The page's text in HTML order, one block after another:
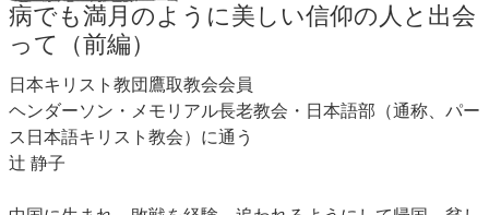
病でも満月のように美しい信仰の人と出会
って（前編）
日本キリスト教団鷹取教会会員
ヘンダーソン・メモリアル長老教会・日本語部（通称、パー
ス日本語キリスト教会）に通う
辻 静子